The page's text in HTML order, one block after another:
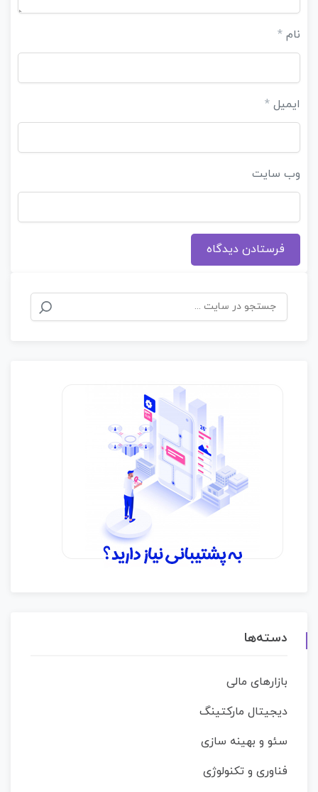
نام *
ایمیل *
وب‌ سایت
دسته‌ها
بازارهای مالی
دیجیتال مارکتینگ
سئو و بهینه سازی
فناوری و تکنولوژی